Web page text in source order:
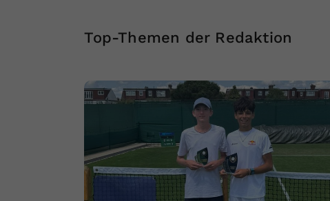
Top-Themen der Redaktion